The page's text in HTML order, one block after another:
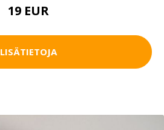
19 EUR
LISÄTIETOJA